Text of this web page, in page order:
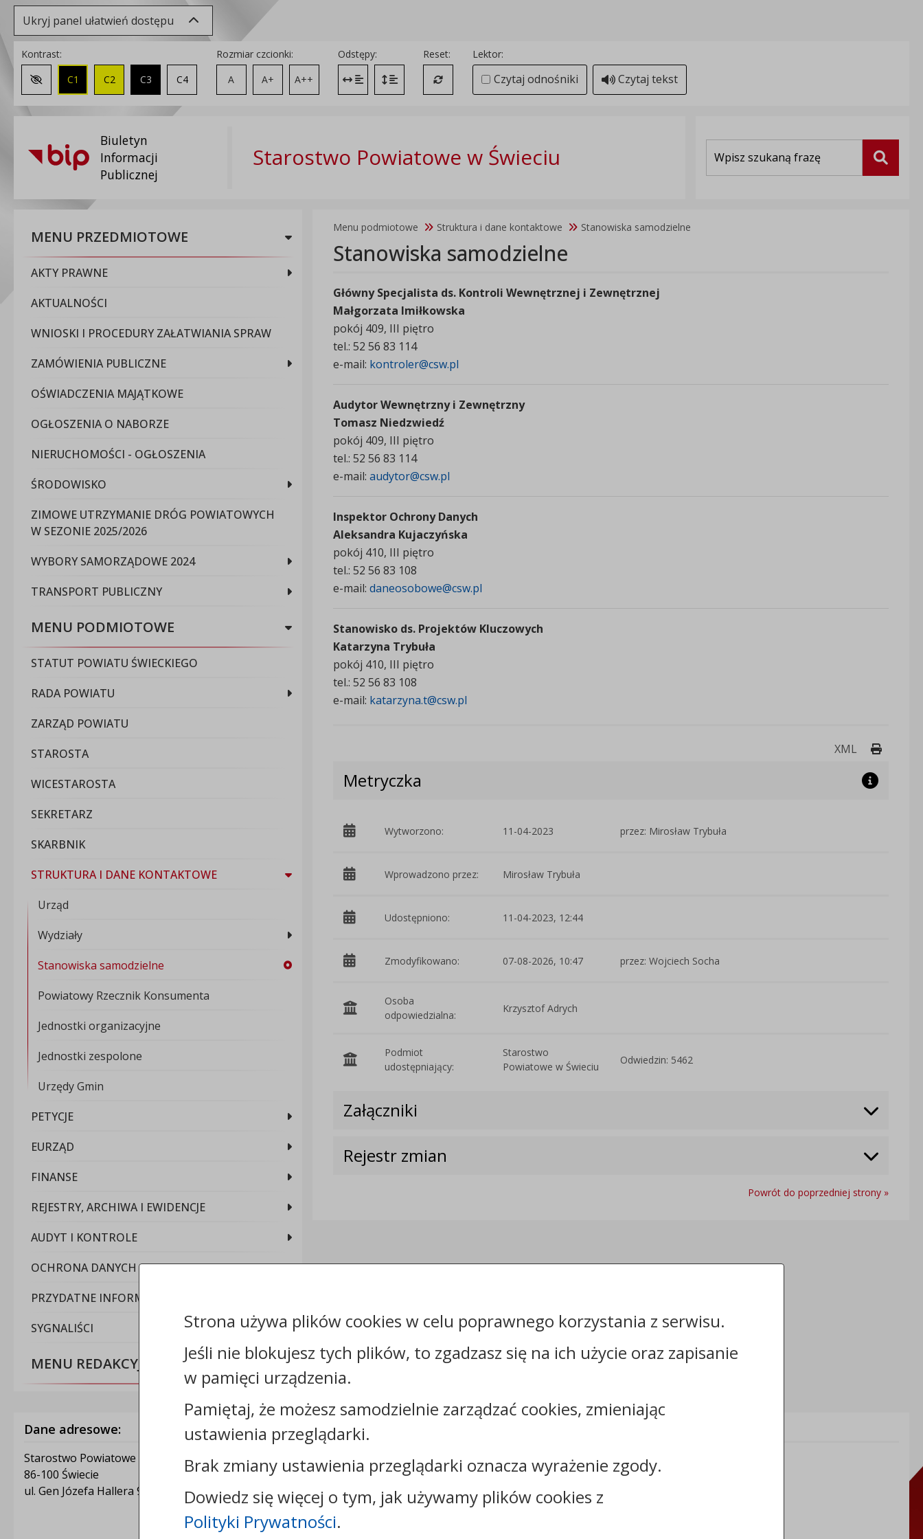
Ukryj panel ułatwień dostępu
Kontrast:
Zmień kontrast na domyślny
C1 C2 C3 C4
Rozmiar czcionki:
A
A+ A++
Odstępy:
Zmień odstęp między literami
Zmień interlinię i margines między paragrafami
Reset:
Przywróć ustawienia domyślne
Lektor:
Czytaj odnośniki Czytaj tekst
Biuletyn
Informacji
Publicznej
Starostwo Powiatowe w Świeciu Szukaj
MENU PRZEDMIOTOWE
AKTY PRAWNE
AKTUALNOŚCI
WNIOSKI I PROCEDURY ZAŁATWIANIA SPRAW
ZAMÓWIENIA PUBLICZNE
OŚWIADCZENIA MAJĄTKOWE
OGŁOSZENIA O NABORZE
NIERUCHOMOŚCI - OGŁOSZENIA
ŚRODOWISKO
ZIMOWE UTRZYMANIE DRÓG POWIATOWYCH
W SEZONIE 2025/2026
WYBORY SAMORZĄDOWE 2024
TRANSPORT PUBLICZNY
MENU PODMIOTOWE
STATUT POWIATU ŚWIECKIEGO
RADA POWIATU
ZARZĄD POWIATU
STAROSTA
WICESTAROSTA
SEKRETARZ
SKARBNIK
STRUKTURA I DANE KONTAKTOWE
Urząd
Wydziały
Stanowiska samodzielne
Powiatowy Rzecznik Konsumenta
Jednostki organizacyjne
Jednostki zespolone
Urzędy Gmin
PETYCJE
EURZĄD
FINANSE
REJESTRY, ARCHIWA I EWIDENCJE
AUDYT I KONTROLE
OCHRONA DANYCH OSOBOWYCH
PRZYDATNE INFORMACJE
SYGNALIŚCI
MENU REDAKCYJNE
Menu podmiotowe Struktura i dane kontaktowe Stanowiska samodzielne
Stanowiska samodzielne
Główny Specjalista ds. Kontroli Wewnętrznej i Zewnętrznej
Małgorzata Imiłkowska
pokój 409, III piętro
tel.: 52 56 83 114
e-mail: kontroler@csw.pl
Audytor Wewnętrzny i Zewnętrzny
Tomasz Niedzwiedź
pokój 409, III piętro
tel.: 52 56 83 114
e-mail: audytor@csw.pl
Inspektor Ochrony Danych
Aleksandra Kujaczyńska
pokój 410, III piętro
tel.: 52 56 83 108
e-mail: daneosobowe@csw.pl
Stanowisko ds. Projektów Kluczowych
Katarzyna Trybuła
pokój 410, III piętro
tel.: 52 56 83 108
e-mail: katarzyna.t@csw.pl
XML Drukuj
Metryczka
Wytworzono: 11-04-2023 przez: Mirosław Trybuła
Wprowadzono przez: Mirosław Trybuła
Udostępniono: 11-04-2023, 12:44
Zmodyfikowano: 07-08-2026, 10:47 przez: Wojciech Socha
Osoba
odpowiedzialna:
Krzysztof Adrych
Podmiot
udostępniający:
Starostwo
Powiatowe w Świeciu
Odwiedzin: 5462
Załączniki
Rejestr zmian
Powrót do poprzedniej strony »
Dane adresowe:
Starostwo Powiatowe w Świeciu
86-100 Świecie
ul. Gen Józefa Hallera 9
Kontakt:
tel.:
+48525683100
faks: +48525683102
e-mail:sekretariat@csw.pl
skrytka ePUAP: /CSW/SkrytkaESP
strona www:
NIP: 5591698086
REGON: 092361539
Strona używa plików cookies w celu poprawnego korzystania z serwisu.
Jeśli nie blokujesz tych plików, to zgadzasz się na ich użycie oraz zapisanie
w pamięci urządzenia.
Pamiętaj, że możesz samodzielnie zarządzać cookies, zmieniając
ustawienia przeglądarki.
Brak zmiany ustawienia przeglądarki oznacza wyrażenie zgody.
Dowiedz się więcej o tym, jak używamy plików cookies z
Polityki Prywatności.